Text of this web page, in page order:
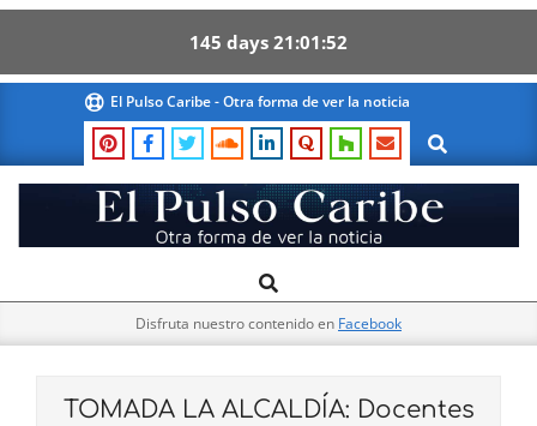
145 days 21 01 51
content
El Pulso Caribe - Otra forma de ver la noticia
Search
El
Pulso
Navigation
Search
Disfruta nuestro contenido en Facebook
TOMADA LA ALCALDÍA: Docentes